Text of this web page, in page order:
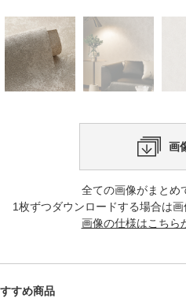
画
全ての画像がまとめ
1枚ずつダウンロードする場合は
画像の仕様はこちら
すめ商品